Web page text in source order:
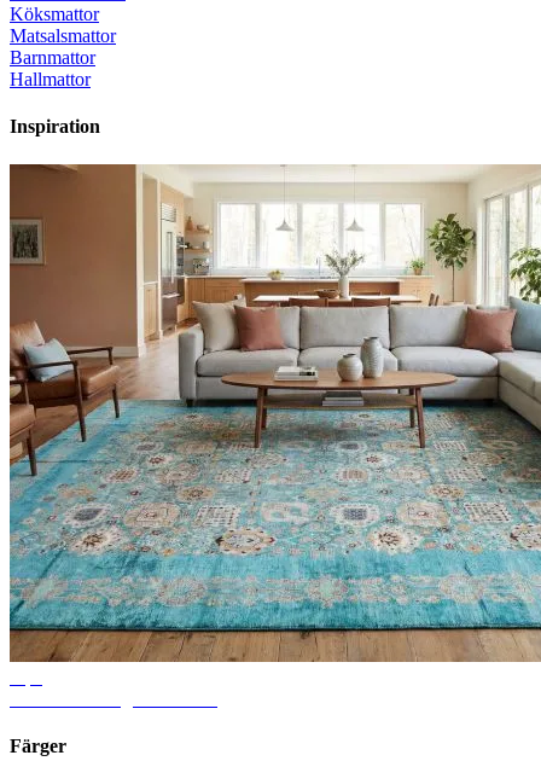
Köksmattor
Matsalsmattor
Barnmattor
Hallmattor
Inspiration
Färger